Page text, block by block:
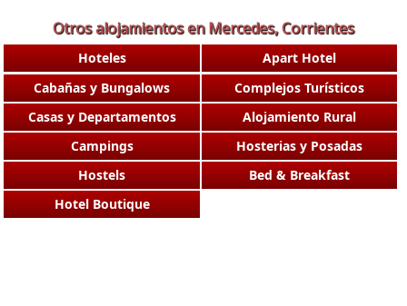
Otros alojamientos en Mercedes, Corrientes
Hoteles
Apart Hotel
Cabañas y Bungalows
Complejos Turísticos
Casas y Departamentos
Alojamiento Rural
Campings
Hosterias y Posadas
Hostels
Bed & Breakfast
Hotel Boutique